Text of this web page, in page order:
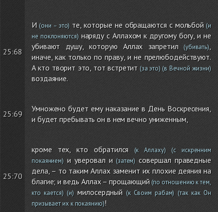
25:68
И(они – это) те, которые не обращаются с мольбой (и
не поклоняются)наряду с Аллахом к другому богу, и не
убивают душу, которую Аллах запретил(убивать)
иначе, как только по праву, и не прелюбодействуют.
А кто творит это, тот встретит (за это)(в Вечной жизни)
воздаяние.
25:69
Умножено будет ему наказание в День Воскресения,
и будет пребывать он в нем вечно униженным,
25:70
кроме тех, кто обратился (к Аллаху)(с искренним
покаянием) и уверовал и(затем) совершал праведные
дела, – то таким Аллах заменит их плохие деяния на
благие; и ведь Аллах – прощающий(по отношению к тем,
кто кается)(и)милосердный (к Своим рабам) (так как Он
призывает их к покаянию)!